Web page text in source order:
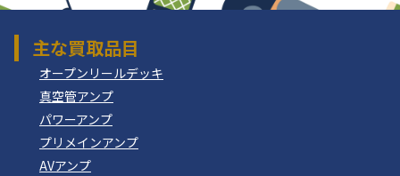
主な買取品目
オープンリールデッキ
真空管アンプ
パワーアンプ
プリメインアンプ
AVアンプ